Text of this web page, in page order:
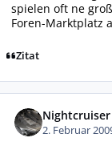
spielen oft ne
Foren-Marktplatz
Zitat
Nightcruiser
2. Februar